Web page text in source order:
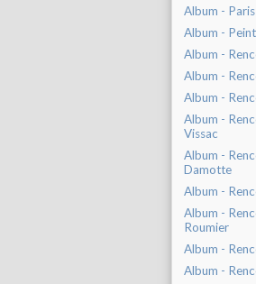
Album -
Album -
Album -
Album -
Album -
Album -
Vissac
Album -
Damotte
Album -
Album -
Roumier
Album -
Album -